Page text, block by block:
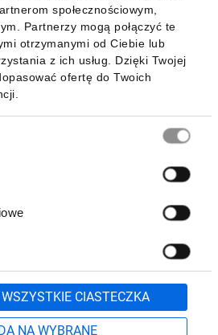
społecznościowym,
Partnerzy mogą połączyć te
otrzymanymi od Ciebie lub
z ich usług. Dzięki Twojej
ofertę do Twoich
CIASTECZKA
NA WYBRANE
aplikację mobilną:
700 lub
71 37 61 600
kontaktowy